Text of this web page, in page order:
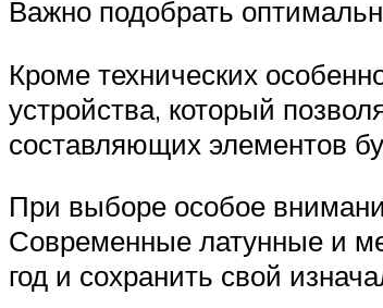
Важно подобрать
Кроме технических
устройства, который
составляющих элементов
При выборе особое
Современные латунные и
год и сохранить свой